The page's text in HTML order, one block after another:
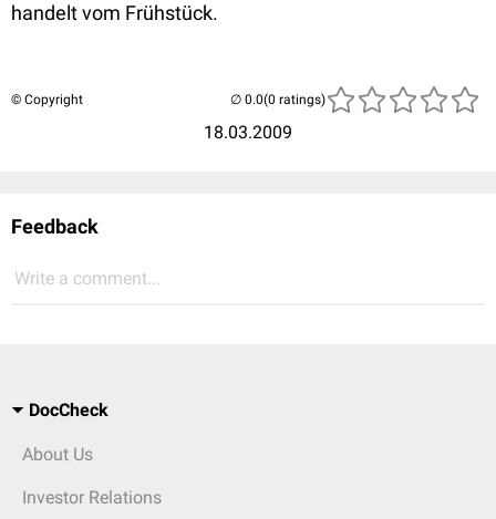
handelt vom Frühstück.
© Copyright
18.03.2009
(0 ratings)
Feedback
Write a comment...
DocCheck
About Us
Investor Relations